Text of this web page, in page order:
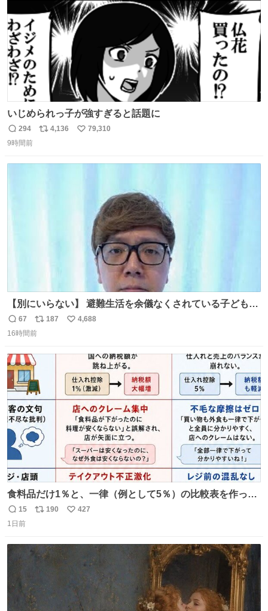
いじめられっ子が強すぎると話題に
返
信
294
リ
4,136
い
79,310
9時間前
【別にいらない】 避難生活を余儀なくされている子どもた
ちのためにヒカキンボックス1000個を寄付させていただき
ました
返
信
67
リ
ポ
ト
187
い
4,688
16時間前
食料品だけ1％と、一律（例として5％）の比較表を作って
みました。 参考になるかと思います。
返
信
15
リ
ト
190
い
427
1日前